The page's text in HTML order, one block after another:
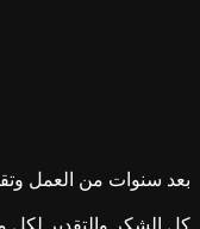
بعد سنوات من العمل